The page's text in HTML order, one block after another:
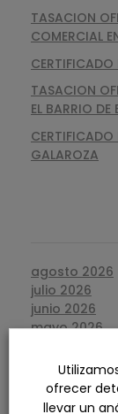
TASACION
COMERCIAL
CERTIFICADO
TASACION
EL BARRIO DE
CERTIFICADO
GALAROZA
agosto 2026
julio 2026
junio 2026
mayo 2026
marzo 2026
febrero 2026
enero 2026
ofrecer
llevar un